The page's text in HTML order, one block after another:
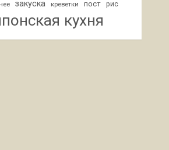
закуска креветки пост рис
кухня